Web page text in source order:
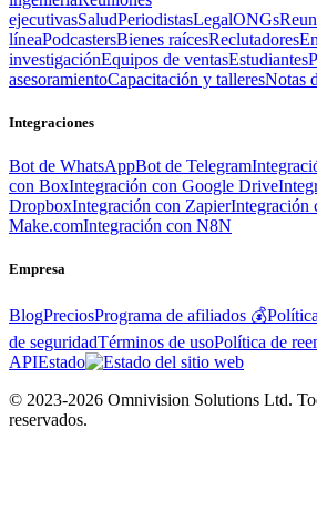
ejecutivasSaludPeriodistasLegalONGs
líneaPodcastersBienes raícesReclutadores
investigaciónEquipos de ventasEstudiantes
asesoramientoCapacitación y talleresNotas
Integraciones
Bot de WhatsAppBot de Telegram
con BoxIntegración con Google Drive
DropboxIntegración con ZapierIntegración
Make.comIntegración con N8N
Empresa
BlogPreciosPrograma de afiliados 💰
de seguridadTérminos de usoPolítica de
APIEstado
© 2023-2026 Omnivision Solutions Ltd.
reservados.